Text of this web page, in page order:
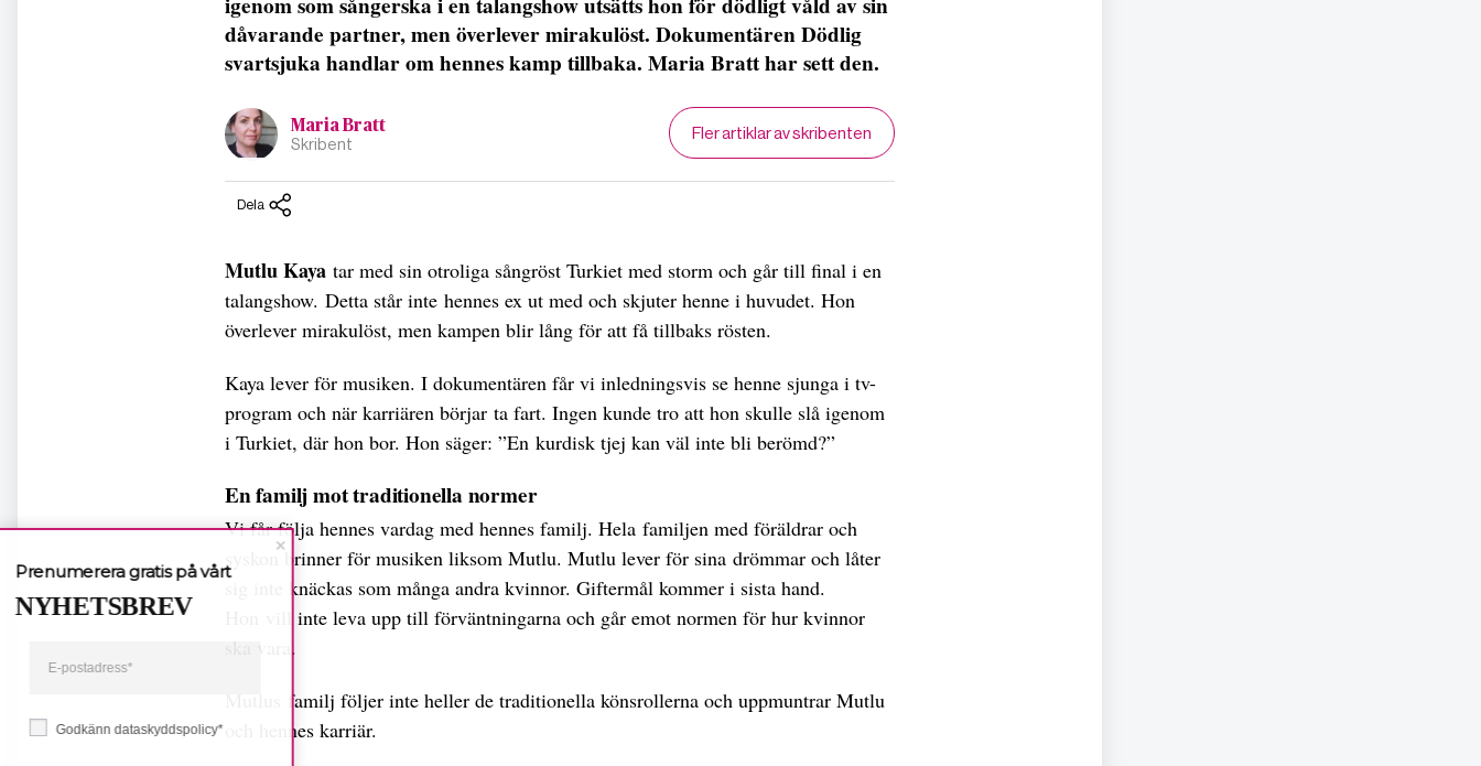
dåvarande partner, men överlever mirakulöst. Dokumentären Dödlig
svartsjuka handlar om hennes kamp tillbaka. Maria Bratt har sett den.
Maria Bratt
Skribent
Fler artiklar av skribenten
Dela
Mutlu Kaya tar med sin otroliga sångröst Turkiet med storm och går till final i en
talangshow. Detta står inte hennes ex ut med och skjuter henne i huvudet. Hon
överlever mirakulöst, men kampen blir lång för att få tillbaks rösten.
Kaya lever för musiken. I dokumentären får vi inledningsvis se henne sjunga i tv-
program och när karriären börjar ta fart. Ingen kunde tro att hon skulle slå igenom
i Turkiet, där hon bor. Hon säger: ”En kurdisk tjej kan väl inte bli berömd?”
En familj mot traditionella normer
Vi får följa hennes vardag med hennes familj. Hela familjen med föräldrar och
syskon brinner för musiken liksom Mutlu. Mutlu lever för sina drömmar och låter
sig inte knäckas som många andra kvinnor. Giftermål kommer i sista hand.
Hon vill inte leva upp till förväntningarna och går emot normen för hur kvinnor
ska vara.
Mutlus familj följer inte heller de traditionella könsrollerna och uppmuntrar Mutlu
och hennes karriär.
Godkänn dataskyddspolicy*
Prenumerera gratis på vårt
NYHETSBREV